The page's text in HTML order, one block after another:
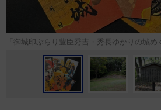
「御城印ぶらり豊臣秀吉・秀長ゆかりの城